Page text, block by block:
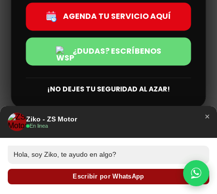
AGENDA TU SERVICIO AQUÍ
¿DUDAS? ESCRÍBENOS
¡NO DEJES TU SEGURIDAD AL AZAR!
Ziko - ZS Motor
En linea
×
Hola, soy Ziko, te ayudo en algo?
Escribir por WhatsApp